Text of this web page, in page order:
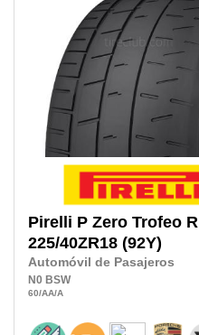
Pirelli P Zero Trofeo R
225/40ZR18 (92Y)
Automóvil de Pasajeros
N0 BSW
60/AA/A